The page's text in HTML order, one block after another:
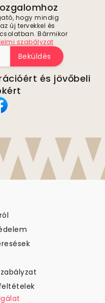
hogy mindig
új tervekkel és
Bármikor
szabályzat
Beküldés
és jövőbeli